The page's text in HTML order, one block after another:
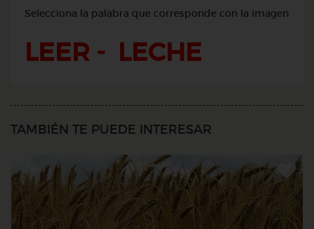
Selecciona la palabra que corresponde con la imagen
LEER - LECHE
TAMBIÉN TE PUEDE INTERESAR